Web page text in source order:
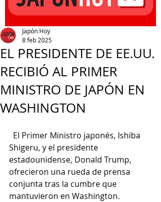
EL PRESIDENTE DE EE.UU.
RECIBIÓ AL PRIMER
MINISTRO DE JAPÓN EN
WASHINGTON
Japón Hoy
8 feb 2025
El Primer Ministro japonés, Ishiba
Shigeru, y el presidente
estadounidense, Donald Trump,
ofrecieron una rueda de prensa
conjunta tras la cumbre que
mantuvieron en Washington.